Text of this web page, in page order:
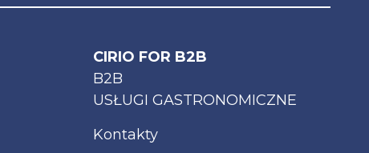
CIRIO FOR B2B
B2B
USŁUGI GASTRONOMICZNE
Kontakty